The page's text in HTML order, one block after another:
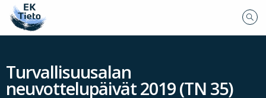
Turvallisuusalan
neuvottelupäivät 2019 (TN 35)